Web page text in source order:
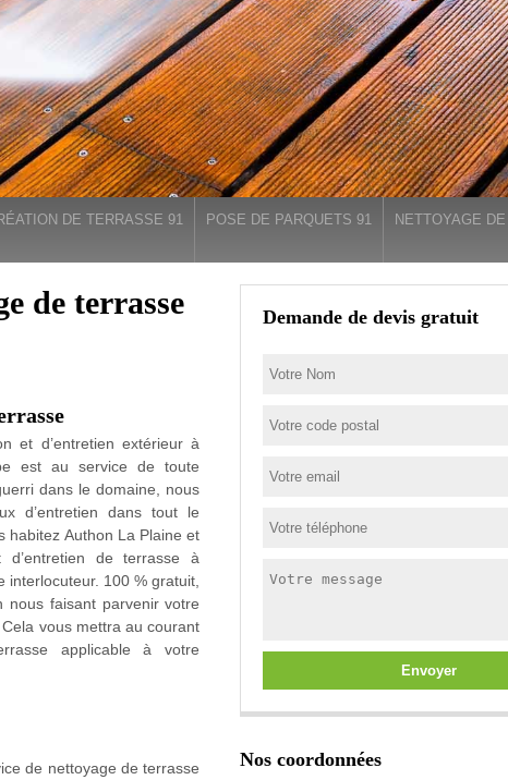
DE TERRASSE 91 POSE DE PARQUETS 91 NETTOYAGE
de terrasse
et d’entretien extérieur à
est au service de toute
dans le domaine, nous
d’entretien dans tout le
habitez Authon La Plaine et
de terrasse à
interlocuteur. 100 % gratuit,
nous faisant parvenir votre
vous mettra au courant
applicable à votre
de nettoyage de terrasse
Demande de devis gratuit
Nos coordonnées